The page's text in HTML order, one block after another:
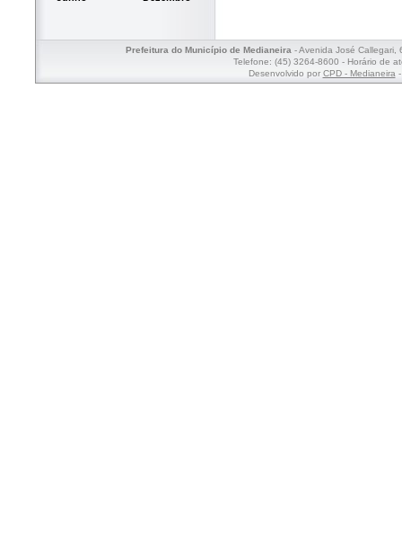
Prefeitura do Município de Medianeira- Avenida José Callegari,
Telefone: (45) 3264-8600 - Horário de
Desenvolvido por CPD - Medianeira-